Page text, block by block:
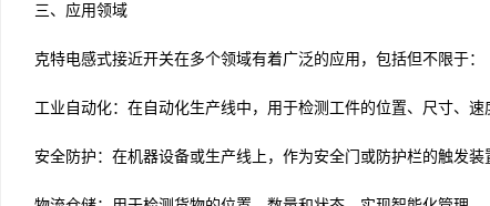
三、应用领域
克特电感式接近开关在多个领域有着广泛的应用，包括但不限于：
工业自动化：在自动化生产线中，用于检测工件的位置、尺寸、速
安全防护：在机器设备或生产线上，作为安全门或防护栏的触发装